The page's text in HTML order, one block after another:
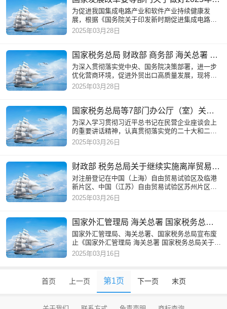
为促进我国集成电路产业和软件产业持续健康发
展，根据《国务院关于印发新时期促进集成电路产
业和软件产业高质量发展若干政策的通知》（以下
2025年03月28日
国家税务总局 财政部 商务部 海关总署 国家市场监督管理总局关于应征国内环节税货物出口优化服务 规范管理有关事项的公告
为深入贯彻落实党中央、国务院决策部署，进一步
优化营商环境，促进外贸出口高质量发展，现将进
一步做好应征国内环节税货物出口服务管理有关事
2025年03月28日
国家税务总局等7部门办公厅（室）关于开展2025年助力小微经营主体发展“春雨润苗”专项行动的通知
为深入学习贯彻习近平总书记在民营企业座谈会上
的重要讲话精神，认真贯彻落实党的二十大和二十
届三中全会有关部署，深入实施数字化转型条件下
2025年03月26日
财政部 税务总局关于继续实施离岸贸易印花税优惠政策的通知
对注册登记在中国（上海）自由贸易试验区及临港
新片区、中国（江苏）自由贸易试验区苏州片区、
中国（浙江）自由贸易试验区、中国（福建）自由
2025年03月26日
国家外汇管理局 海关总署 国家税务总局关于废止相关文件的公告
国家外汇管理局、海关总署、国家税务总局宣布废
止《国家外汇管理局 海关总署 国家税务总局关于货
物贸易外汇管理制度改革的公告》（国家外汇管理
2025年03月16日
首页 上一页 第1页 下一页 末页